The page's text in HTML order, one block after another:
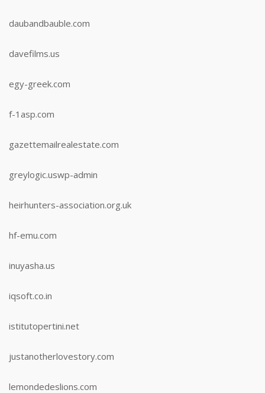
daubandbauble.com
davefilms.us
egy-greek.com
f-1asp.com
gazettemailrealestate.com
greylogic.uswp-admin
heirhunters-association.org.uk
hf-emu.com
inuyasha.us
iqsoft.co.in
istitutopertini.net
justanotherlovestory.com
lemondedeslions.com